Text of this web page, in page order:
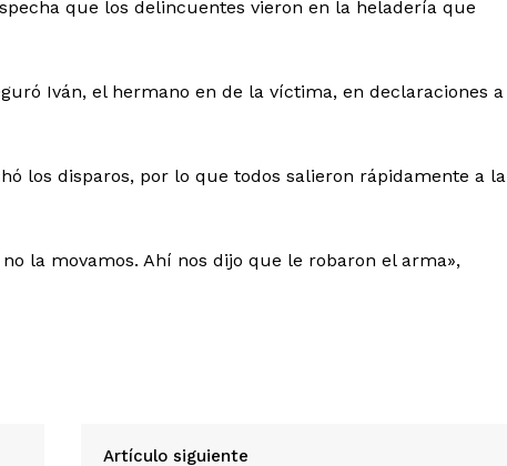
que los delincuentes vieron en la heladería que
Iván, el hermano en de la víctima, en declaraciones a
los disparos, por lo que todos salieron rápidamente a la
la movamos. Ahí nos dijo que le robaron el arma»,
Artículo siguiente